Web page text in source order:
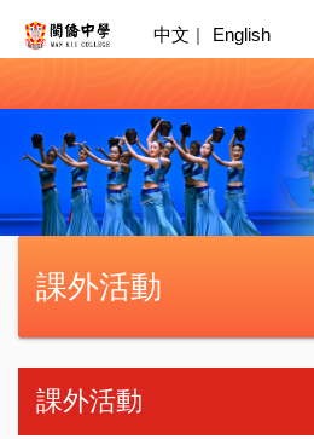
中文 | English
課外活動
課外活動